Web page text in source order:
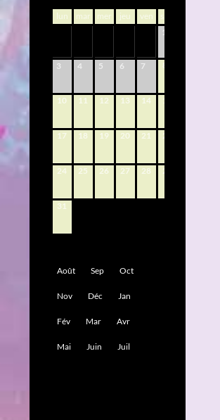
lun mar mer jeu ven sam
1
3 4 5 6 7 8
10 11 12 13 14 15
17 18 19 20 21 22
24 25 26 27 28 29
31
Août Sep Oct
Nov Déc Jan
Fév Mar Avr
Mai Juin Juil